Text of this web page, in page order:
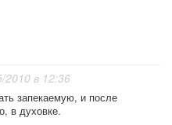
2010 в 12:36
запекаемую, и после
в духовке.